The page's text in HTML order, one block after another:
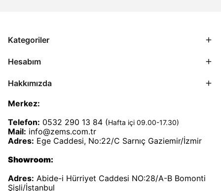
Kategoriler
Hesabım
Hakkımızda
Merkez:
Telefon: 0532 290 13 84 (Hafta içi 09.00-17.30)
Mail: info@zems.com.tr
Adres: Ege Caddesi, No:22/C Sarnıç Gaziemir/İzmir
Showroom:
Adres: Abide-i Hürriyet Caddesi NO:28/A-B Bomonti
Şişli/İstanbul